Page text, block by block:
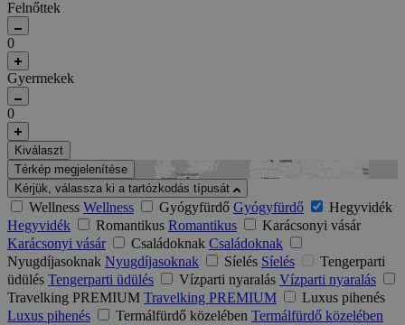
Felnőttek
0
Gyermekek
0
Kiválaszt
Térkép megjelenítése
Kérjük, válassza ki a tartózkodás típusát
Wellness Wellness Gyógyfürdő Gyógyfürdő
Hegyvidék
Hegyvidék
Romantikus Romantikus
Karácsonyi vásár
Karácsonyi vásár
Családoknak Családoknak
Nyugdíjasoknak Nyugdíjasoknak Síelés Síelés
Tengerparti
üdülés Tengerparti üdülés Vízparti nyaralás Vízparti nyaralás
Travelking PREMIUM Travelking PREMIUM
Luxus pihenés
Luxus pihenés
Termálfürdő közelében Termálfürdő közelében